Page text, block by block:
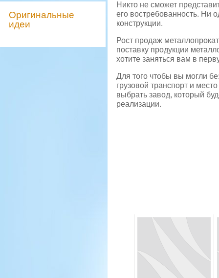
Оригинальные
идеи
Никто не сможет
его востребованность. Ни
конструкции.
Рост продаж
поставку продукции
хотите заняться вам в
Для того чтобы вы могли
грузовой транспорт и
выбрать завод, который
реализации.